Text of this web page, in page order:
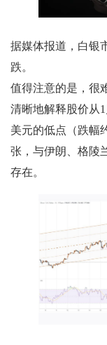
据媒体报道，白银
跌。
值得注意的是，很
清晰地解释股价从
美元的低点（跌幅
张，与伊朗、格陵
存在。